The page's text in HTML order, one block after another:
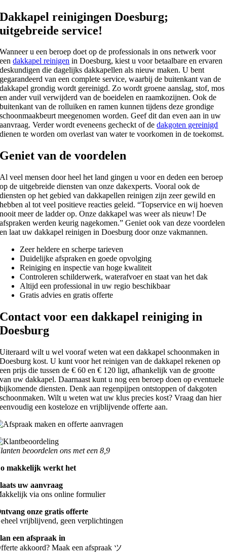
Dakkapel reinigingen Doesburg;
uitgebreide service!
Wanneer u een beroep doet op de professionals in ons netwerk voor
eendakkapel reinigen in Doesburg, kiest u voor betaalbare en ervaren
deskundigen die dagelijks dakkapellen als nieuw maken. U bent
gegarandeerd van een complete service, waarbij de buitenkant van de
dakkapel grondig wordt gereinigd. Zo wordt groene aanslag, stof, mos
en ander vuil verwijderd van de boeidelen en raamkozijnen. Ook de
buitenkant van de rolluiken en ramen kunnen tijdens deze grondige
schoonmaakbeurt meegenomen worden. Geef dit dan even aan in uw
aanvraag. Verder wordt eveneens gecheckt of dedakgoten gereinigd
dienen te worden om overlast van water te voorkomen in de toekomst.
Geniet van de voordelen
Al veel mensen door heel het land gingen u voor en deden een beroep
op de uitgebreide diensten van onze dakexperts. Vooral ook de
diensten op het gebied van dakkapellen reinigen zijn zeer gewild en
hebben al tot veel positieve reacties geleid. “Topservice en wij hoeven
nooit meer de ladder op. Onze dakkapel was weer als nieuw! De
afspraken werden keurig nagekomen.” Geniet ook van deze voordelen
en laat uw dakkapel reinigen in Doesburg door onze vakmannen.
Zeer heldere en scherpe tarieven
Duidelijke afspraken en goede opvolging
Reiniging en inspectie van hoge kwaliteit
Controleren schilderwerk, waterafvoer en staat van het dak
Altijd een professional in uw regio beschikbaar
Gratis advies en gratis offerte
Contact voor een dakkapel reiniging in
Doesburg
Uiteraard wilt u wel vooraf weten wat een dakkapel schoonmaken in
Doesburg kost. U kunt voor het reinigen van de dakkapel rekenen op
een prijs die tussen de € 60 en € 120 ligt, afhankelijk van de grootte
van uw dakkapel. Daarnaast kunt u nog een beroep doen op eventuele
bijkomende diensten. Denk aan regenpijpen ontstoppen of dakgoten
schoonmaken. Wilt u weten wat uw klus precies kost? Vraag dan hier
eenvoudig een kosteloze en vrijblijvende offerte aan.
beoordelen ons met een 8,9
makkelijk werkt het
uw aanvraag
via ons online formulier
onze gratis offerte
vrijblijvend, geen verplichtingen
een afspraak in
akkoord? Maak een afspraak ツ